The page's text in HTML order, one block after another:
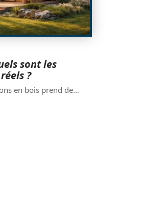
sont les
?
en bois prend de…